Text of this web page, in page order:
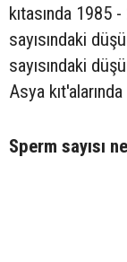
kıtasında 1985
sayısındaki
sayısındaki
Asya
Sperm sayısı